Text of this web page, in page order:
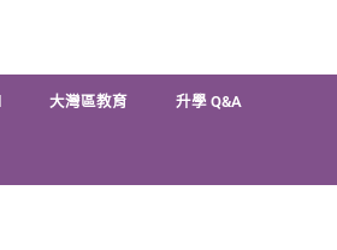
大灣區教育 升學 Q&A